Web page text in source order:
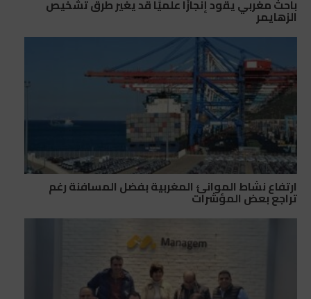
باحث مغربي يقود إنجازًا علميًا قد يغير طرق تشخيص
الزهايمر
ارتفاع نشاط الموانئ المغربية بفضل المسافنة رغم
تراجع بعض المؤشرات